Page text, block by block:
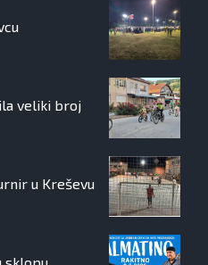
veliki broj
u Kreševu